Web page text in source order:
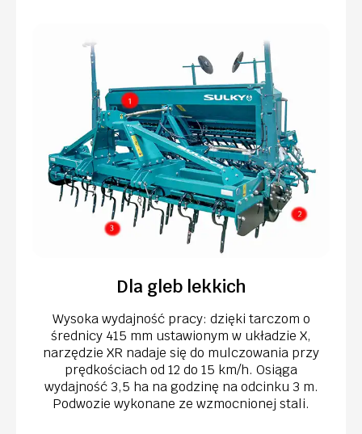
Dla gleb lekkich
Wysoka wydajność pracy: dzięki tarczom o
średnicy 415 mm ustawionym w układzie X,
narzędzie XR nadaje się do mulczowania przy
prędkościach od 12 do 15 km/h. Osiąga
wydajność 3,5 ha na godzinę na odcinku 3 m.
Podwozie wykonane ze wzmocnionej stali.